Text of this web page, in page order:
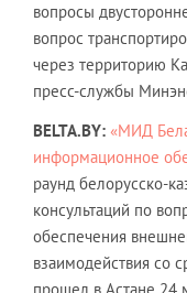
вопросы
вопрос
через территорию
пресс-службы
BELTA.BY: «МИД
информационное
раунд белорусско-
консультаций по
обеспечения
взаимодействия со